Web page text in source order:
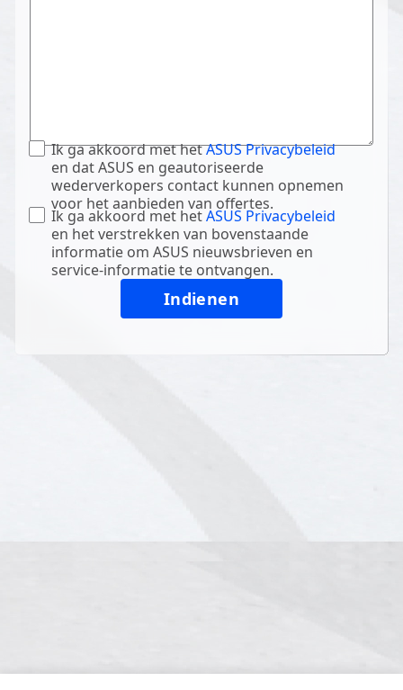
Ik ga akkoord met hetASUS Privacybeleid
en dat ASUS en geautoriseerde
wederverkopers contact kunnen opnemen
voor het aanbieden van offertes.
Ik ga akkoord met hetASUS Privacybeleid
en het verstrekken van bovenstaande
informatie om ASUS nieuwsbrieven en
service-informatie te ontvangen.